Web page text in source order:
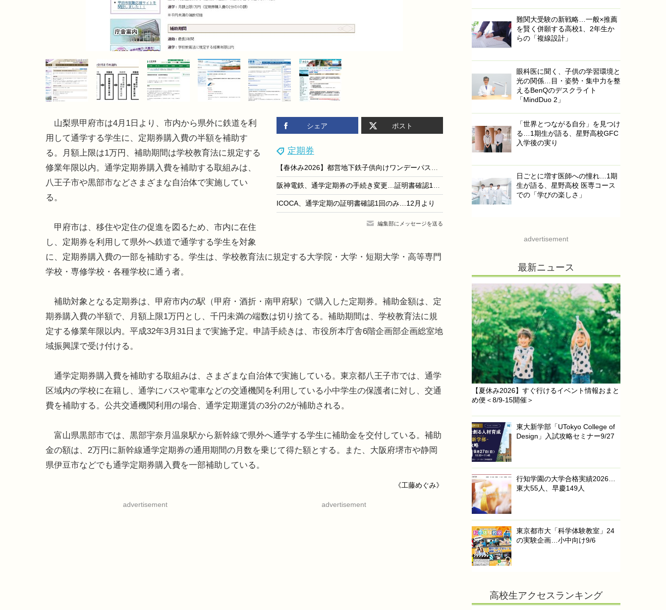
シェア ポスト
定期券
【春休み2026】都営地下鉄子供向けワンデーパス、100円で発売…GWも
阪神電鉄、通学定期券の手続き変更…証明書確認1回のみに
ICOCA、通学定期の証明書確認1回のみ…12月より
編集部にメッセージを送る
山梨県甲府市は4月1日より、市内から県外に鉄道を利
用して通学する学生に、定期券購入費の半額を補助す
る。月額上限は1万円、補助期間は学校教育法に規定する
修業年限以内。通学定期券購入費を補助する取組みは、
八王子市や黒部市などさまざまな自治体で実施してい
る。
甲府市は、移住や定住の促進を図るため、市内に在住
し、定期券を利用して県外へ鉄道で通学する学生を対象
に、定期券購入費の一部を補助する。学生は、学校教育法に規定する大学院・大学・短期大学・高等専門
学校・専修学校・各種学校に通う者。
補助対象となる定期券は、甲府市内の駅（甲府・酒折・南甲府駅）で購入した定期券。補助金額は、定
期券購入費の半額で、月額上限1万円とし、千円未満の端数は切り捨てる。補助期間は、学校教育法に規
定する修業年限以内。平成32年3月31日まで実施予定。申請手続きは、市役所本庁舎6階企画部企画総室地
域振興課で受け付ける。
通学定期券購入費を補助する取組みは、さまざまな自治体で実施している。東京都八王子市では、通学
区域内の学校に在籍し、通学にバスや電車などの交通機関を利用している小中学生の保護者に対し、交通
費を補助する。公共交通機関利用の場合、通学定期運賃の3分の2が補助される。
富山県黒部市では、黒部宇奈月温泉駅から新幹線で県外へ通学する学生に補助金を交付している。補助
金の額は、2万円に新幹線通学定期券の通用期間の月数を乗じて得た額とする。また、大阪府堺市や静岡
県伊豆市などでも通学定期券購入費を一部補助している。
《工藤めぐみ》
advertisement advertisement
難関大受験の新戦略…一般×推薦
を賢く併願する高校1、2年生か
らの「複線設計」
眼科医に聞く、子供の学習環境と
光の関係…目・姿勢・集中力を整
えるBenQのデスクライト
「MindDuo 2」
「世界とつながる自分」を見つけ
る…1期生が語る、星野高校GFC
入学後の実り
日ごとに増す医師への憧れ…1期
生が語る、星野高校 医専コース
での「学びの楽しさ」
advertisement
最新ニュース
【夏休み2026】すぐ行けるイベント情報おまと
め便＜8/9-15開催＞
東大新学部「UTokyo College of
Design」入試攻略セミナー9/27
行知学園の大学合格実績2026…
東大55人、早慶149人
東京都市大「科学体験教室」24
の実験企画…小中向け9/6
高校生アクセスランキング